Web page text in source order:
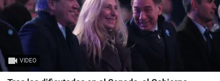
VIDEO